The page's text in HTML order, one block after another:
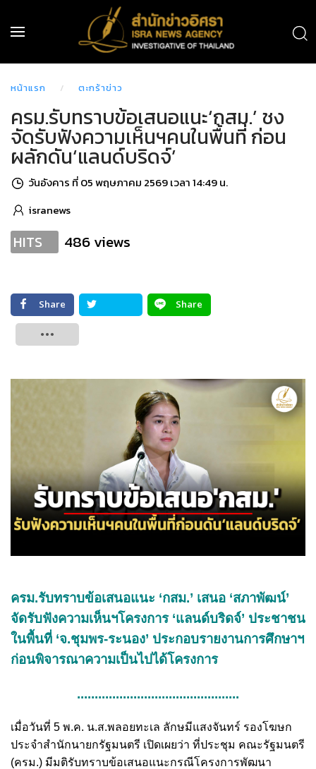
หน้าแรก ตะกร้าข่าว
ครม.รับทราบข้อเสนอแนะ‘กสม.’ ชง
จัดรับฟังความเห็นฯคนในพื้นที่ ก่อน
ผลักดัน‘แลนด์บริดจ์’
วันอังคาร ที่ 05 พฤษภาคม 2569 เวลา 14:49 น.
isranews
HITS 486 views
Share
Share
ครม.รับทราบข้อเสนอแนะ ‘กสม.’ เสนอ ‘สภาพัฒน์’
จัดรับฟังความเห็นฯโครงการ ‘แลนด์บริดจ์’ ประชาชน
ในพื้นที่ ‘จ.ชุมพร-ระนอง’ ประกอบรายงานการศึกษาฯ
ก่อนพิจารณาความเป็นไปได้โครงการ
..............................................
เมื่อวันที่ 5 พ.ค. น.ส.พลอยทะเล ลักษมีแสงจันทร์ รองโฆษก
ประจำสำนักนายกรัฐมนตรี เปิดเผยว่า ที่ประชุม คณะรัฐมนตรี
(ครม.) มีมติรับทราบข้อเสนอแนะกรณีโครงการพัฒนา